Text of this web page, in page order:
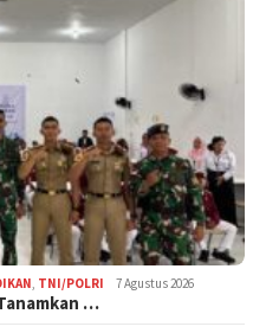
TNI/POLRI 7 Agustus 2026
…